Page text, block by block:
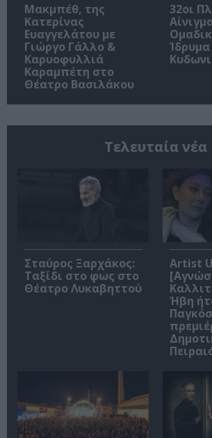
Μακμπέθ, της
Κατερίνας
Ευαγγελάτου με
Γιώργο Γάλλο &
Καρυοφυλλιά
Καραμπέτη στο
Θέατρο Βασιλάκου
32οι
Τελευταία νέα
Σταύρος Ξαρχάκος:
Ταξίδι στο φως στο
Θέατρο Λυκαβηττού
Artist
Ήβη